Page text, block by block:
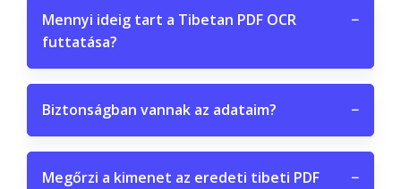
Mennyi ideig tart a Tibetan PDF OCR
futtatása?
−
Biztonságban vannak az adataim? −
Megőrzi a kimenet az eredeti tibeti PDF
−